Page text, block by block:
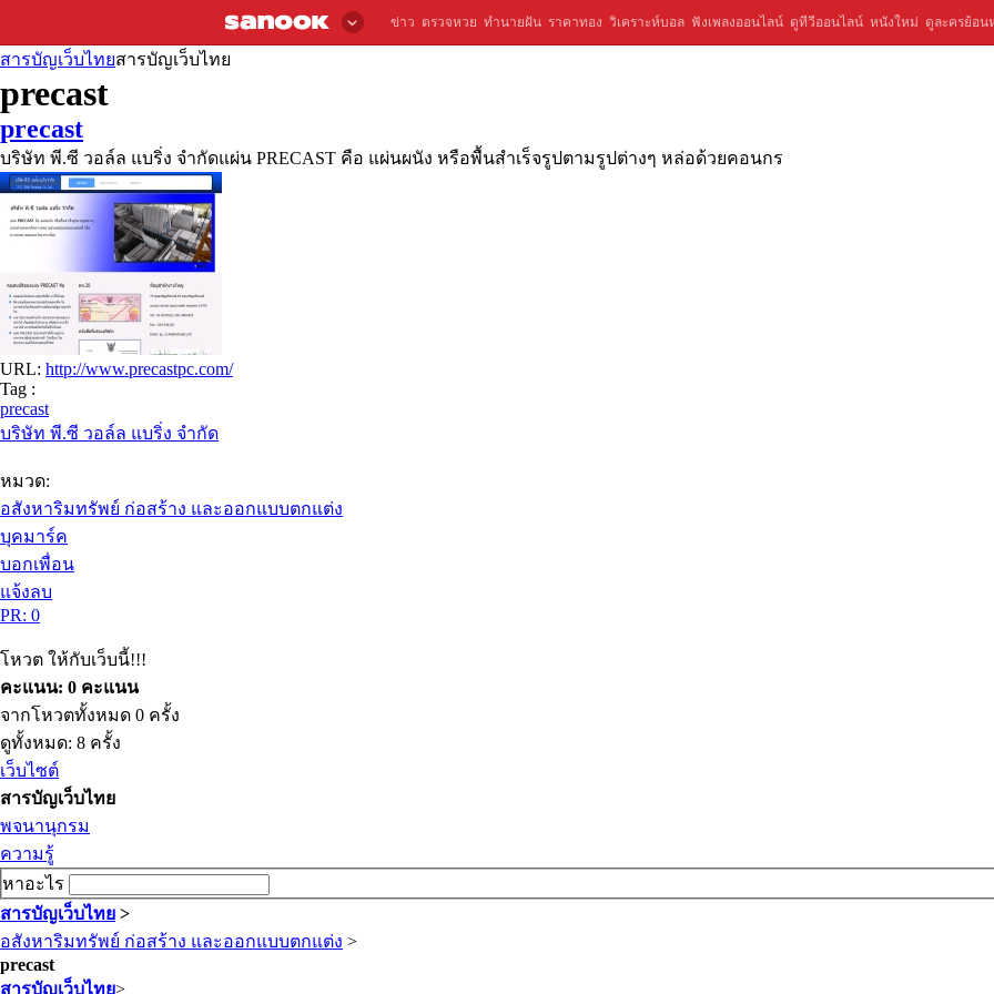
ข่าว ตรวจหวย ทำนายฝัน ราคาทอง วิเคราะห์บอล ฟังเพลงออนไลน์ ดูทีวีออนไลน์ หนังใหม่ ดูละครย้อน
สารบัญเว็บไทยสารบัญเว็บไทย
precast
precast
บริษัท พี.ซี วอล์ล แบริ่ง จำกัดแผ่น PRECAST คือ แผ่นผนัง หรือพื้นสำเร็จรูปตามรูปต่างๆ หล่อด้วยคอนกร
URL: http://www.precastpc.com/
Tag :
precast
บริษัท พี.ซี วอล์ล แบริ่ง จำกัด
หมวด:
อสังหาริมทรัพย์ ก่อสร้าง และออกแบบตกแต่ง
บุคมาร์ค
บอกเพื่อน
แจ้งลบ
PR: 0
โหวต ให้กับเว็บนี้!!!
คะแนน: 0 คะแนน
จากโหวตทั้งหมด 0 ครั้ง
ดูทั้งหมด: 8 ครั้ง
เว็บไซต์
สารบัญเว็บไทย
พจนานุกรม
ความรู้
หาอะไร
สารบัญเว็บไทย >
อสังหาริมทรัพย์ ก่อสร้าง และออกแบบตกแต่ง >
precast
สารบัญเว็บไทย>